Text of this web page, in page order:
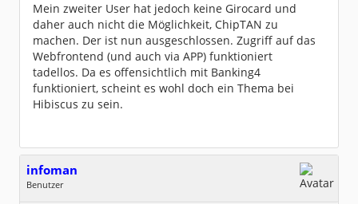
Mein zweiter User hat jedoch keine Girocard und
daher auch nicht die Möglichkeit, ChipTAN zu
machen. Der ist nun ausgeschlossen. Zugriff auf das
Webfrontend (und auch via APP) funktioniert
tadellos. Da es offensichtlich mit Banking4
funktioniert, scheint es wohl doch ein Thema bei
Hibiscus zu sein.
infoman
Benutzer